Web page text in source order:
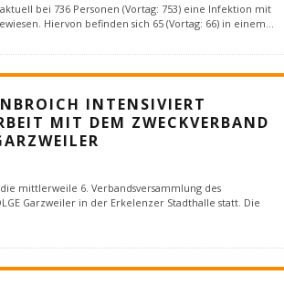
aktuell bei 736 Personen (Vortag: 753) eine Infektion mit
Hiervon befinden sich 65 (Vortag: 66) in einem
INTENSIVIERT
MIT DEM ZWECKVERBAND
mittlerweile 6. Verbandsversammlung des
Garzweiler in der Erkelenzer Stadthalle statt. Die